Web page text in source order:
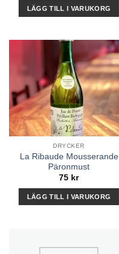
LÄGG TILL I VARUKORG
DRYCKER
La Ribaude Mousserande
Päronmust
75 kr
LÄGG TILL I VARUKORG